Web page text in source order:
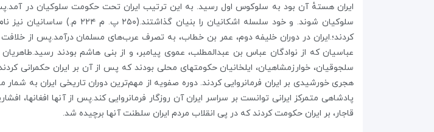
ایران هستهٔ آن بود به سلوکوس اول رسید. به این ترتیب ایران تحت حکومت سلوکیان در آمد.پس
کردند؛.ایران در دوران خلیفه دوم، عمر بن خطاب، به تصرف عرب‌های مسلمان درآمد.پس از
عباسیان که از نوادگان عباس بن عبدالمطلب، عموی پیامبر، و از بنی هاشم بودند
هجری خورشیدی بر ایران فرمانروایی کردند. دوره صفویه از مهم‌ترین دوران تاریخی ایران به
پادشاهی متمرکز ایرانی توانست بر سراسر ایران آن روزگار فرمانروایی کند.پس از آنها افغانها،
قاجار، بر ایران حکومت کردند که در پی انقلاب مردم ایران سلطنت آنها برچیده شد.